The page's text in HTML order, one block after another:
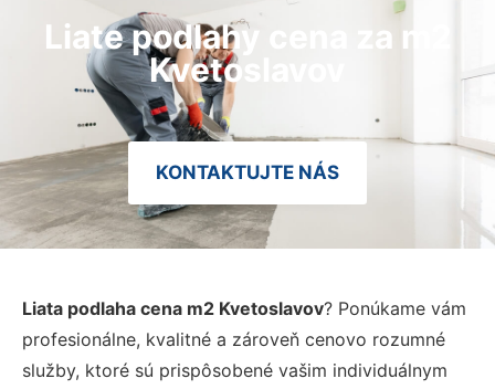
Liate podlahy cena za m2
Kvetoslavov
KONTAKTUJTE NÁS
Liata podlaha cena m2 Kvetoslavov? Ponúkame vám
profesionálne, kvalitné a zároveň cenovo rozumné
služby, ktoré sú prispôsobené vašim individuálnym